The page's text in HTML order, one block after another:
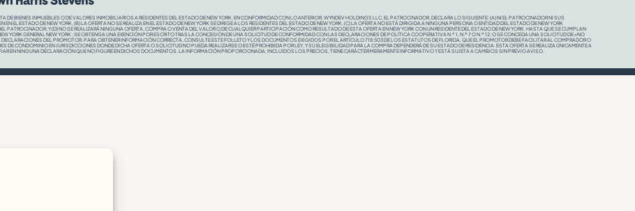
DE BIENES INMUEBLES O DE VALORES INMOBILIARIOS A RESIDENTES DEL ESTADO DE NEW YORK. EN CONFORMIDAD CON LO ANTERIOR, WYNDEV HOLDINGS LLC, EL PATROCINADOR, DECLARA LO SIGUIENTE: (A) NI EL PATROCINADOR NI SUS
ESTADO DE NEW YORK, (B) LA OFERTA NO SE REALIZA EN EL ESTADO DE NEW YORK SE DIRIGE A LOS RESIDENTES DEL ESTADO DE NEW YORK, (C) LA OFERTA NO ESTÁ DIRIGIDA A NINGUNA PERSONA O ENTIDAD DEL ESTADO DE NEW YORK
Y (D) NO SE REALIZARÁ NINGUNA OFERTA, COMPRA O VENTA DEL VALOR O DE CUALQUIER PARTICIPACIÓN COMO RESULTADO DE ESTA OFERTA EN NEW YORK CON UN RESIDENTE DEL ESTADO DE NEW YORK, HASTA QUE SE CUMPLAN
YORK GENERAL NEW YORK ; SE OBTENGA UNA EXENCIÓN POR ESCRITO TRAS LA CONCESIÓN DE UNA SOLICITUD DE CONFORMIDAD CON LAS DECLARACIONES DE POLÍTICA COOPERATIVA N.º 1, N.º 7 O N.º 12; O SE CONCEDA UNA SOLICITUD DE «NO
DEL PROMOTOR. PARA OBTENER INFORMACIÓN CORRECTA, CONSULTE ESTE FOLLETO Y LOS DOCUMENTOS EXIGIDOS POR EL ARTÍCULO 718.503 DE LOS ESTATUTOS DE FLORIDA, QUE EL PROMOTOR DEBE FACILITAR AL COMPRADOR O
DE CONDOMINIO EN JURISDICCIONES DONDE DICHA OFERTA O SOLICITUD NO PUEDA REALIZARSE O ESTÉ PROHIBIDA POR LEY, Y SU ELEGIBILIDAD PARA LA COMPRA DEPENDERÁ DE SU ESTADO DE RESIDENCIA. ESTA OFERTA SE REALIZA ÚNICAMENTE A
EN NINGUNA DECLARACIÓN QUE NO FIGURE EN DICHOS DOCUMENTOS. LA INFORMACIÓN PROPORCIONADA, INCLUIDOS LOS PRECIOS, TIENE CARÁCTER MERAMENTE INFORMATIVO Y ESTÁ SUJETA A CAMBIOS SIN PREVIO AVISO.